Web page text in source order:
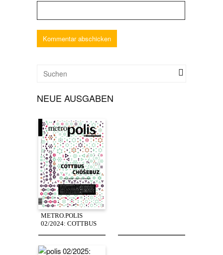
NEUE AUSGABEN
METRO.POLIS
02/2024: COTTBUS